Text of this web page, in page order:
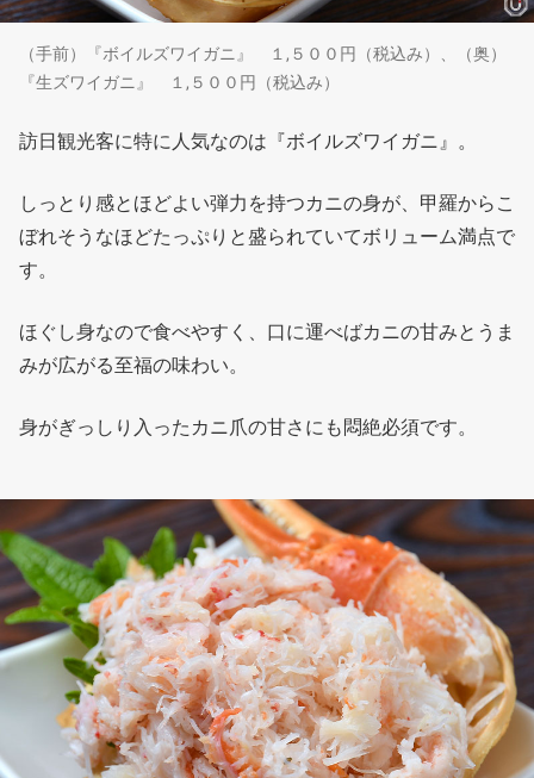
（手前）『ボイルズワイガニ』 １,５００円（税込み）、（奥）
『生ズワイガニ』 １,５００円（税込み）
訪日観光客に特に人気なのは『ボイルズワイガニ』。
しっとり感とほどよい弾力を持つカニの身が、甲羅からこ
ぼれそうなほどたっぷりと盛られていてボリューム満点で
す。
ほぐし身なので食べやすく、口に運べばカニの甘みとうま
みが広がる至福の味わい。
身がぎっしり入ったカニ爪の甘さにも悶絶必須です。